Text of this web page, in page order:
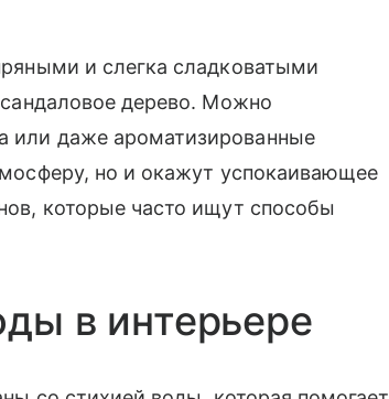
и слегка сладковатыми
дерево. Можно
или даже ароматизированные
но и окажут успокаивающее
которые часто ищут способы
в интерьере